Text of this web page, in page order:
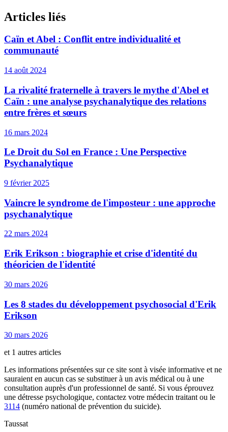
Articles liés
Caïn et Abel : Conflit entre individualité et
communauté
14 août 2024
La rivalité fraternelle à travers le mythe d'Abel et
Caïn : une analyse psychanalytique des relations
entre frères et sœurs
16 mars 2024
Le Droit du Sol en France : Une Perspective
Psychanalytique
9 février 2025
Vaincre le syndrome de l'imposteur : une approche
psychanalytique
22 mars 2024
Erik Erikson : biographie et crise d'identité du
théoricien de l'identité
30 mars 2026
Les 8 stades du développement psychosocial d'Erik
Erikson
30 mars 2026
et 1 autres articles
Les informations présentées sur ce site sont à visée informative et ne
sauraient en aucun cas se substituer à un avis médical ou à une
consultation auprès d'un professionnel de santé. Si vous éprouvez
une détresse psychologique, contactez votre médecin traitant ou le
3114 (numéro national de prévention du suicide).
Taussat